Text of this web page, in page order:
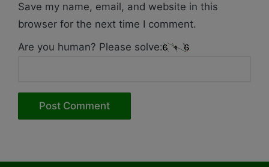
Save my name, email, and website in this
browser for the next time I comment.
Are you human? Please solve: